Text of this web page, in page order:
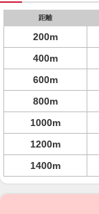
距離
200m
400m
600m
800m
1000m
1200m
1400m